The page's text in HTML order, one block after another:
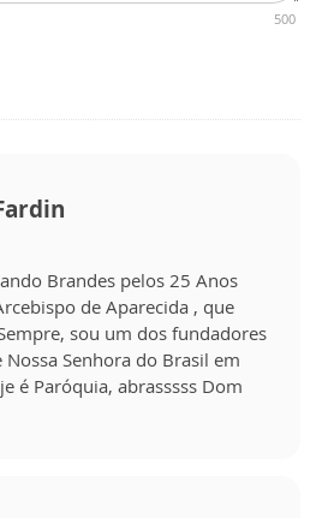
500
Brandes pelos 25 Anos
de Aparecida , que
sou um dos fundadores
Senhora do Brasil em
é Paróquia, abrasssss Dom